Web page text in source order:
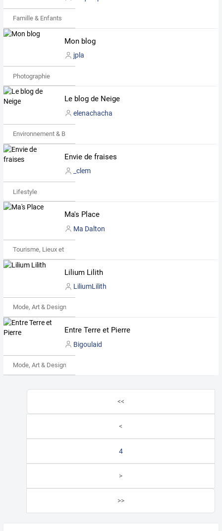
Famille & Enfants
Mon blog
jpla
Photographie
Le blog de Neige
elenachacha
Environnement & Bio
Envie de fraises
_clem
Lifestyle
Ma's Place
Ma Dalton
Tourisme, Lieux et Événements
Lilium Lilith
LiliumLilith
Mode, Art & Design
Entre Terre et Pierre
Bigoulaid
Mode, Art & Design
<<
<
4
>
>>